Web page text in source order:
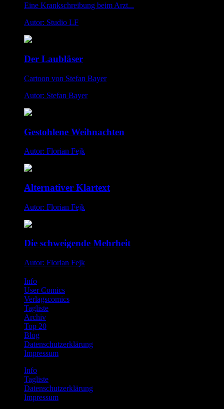
Eine Krankschreibung beim Arzt...
Autor: Studio LF
Der Laubläser
Cartoon von Stefan Bayer
Autor: Stefan Bayer
Gestohlene Weihnachten
Autor: Florian Fejk
Alternativer Klartext
Autor: Florian Fejk
Die schweigende Mehrheit
Autor: Florian Fejk
Info
User Comics
Verlagscomics
Tagliste
Archiv
Top 20
Blog
Datenschutzerklärung
Impressum
Info
Tagliste
Datenschutzerklärung
Impressum